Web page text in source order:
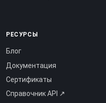
РЕСУРСЫ
Блог
Документация
Сертификаты
Справочник API ↗